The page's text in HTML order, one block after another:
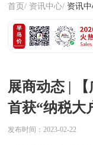
首页/ 资讯中心/ 资讯
展商动态 |
首获“纳税大
发布时间： 2023-02-22